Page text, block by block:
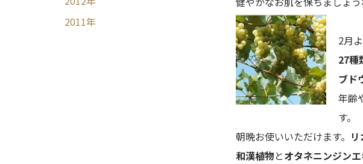
2月
27種
ブド
年齢
す。
朝晩お使いいただけます。
和漢植物とオタネニンジン
2011年